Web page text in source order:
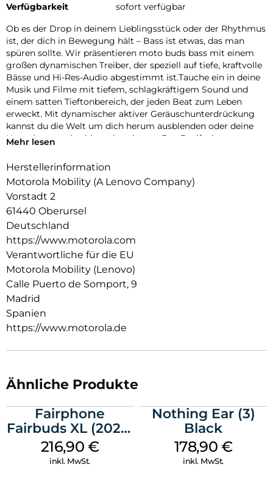
Verfügbarkeit
sofort verfügbar
Ob es der Drop in deinem Lieblingsstück oder der Rhythmus
ist, der dich in Bewegung hält – Bass ist etwas, das man
spüren sollte. Wir präsentieren moto buds bass mit einem
großen dynamischen Treiber, der speziell auf tiefe, kraftvolle
Bässe und Hi-Res-Audio abgestimmt ist.Tauche ein in deine
Musik und Filme mit tiefem, schlagkräftigem Sound und
einem satten Tieftonbereich, der jeden Beat zum Leben
erweckt. Mit dynamischer aktiver Geräuschunterdrückung
kannst du die Welt um dich herum ausblenden oder deine
Umgebung weiterhin wahrnehmen. Das Dreifach-
Sprachanrufe. Und mit der Moto Buds-App kannst du dein
und dazu noch jede Menge Spielzeit, Schnellladen und ein
wasserabweisendes Design. Fühle, wie der Beat zum Leben
erwacht mit moto buds bass.
Mehr lesen
Herstellerinformation
Motorola Mobility (A Lenovo Company)
Vorstadt 2
61440 Oberursel
Deutschland
https://www.motorola.com
Verantwortliche für die EU
Motorola Mobility (Lenovo)
Calle Puerto de Somport, 9
Madrid
Spanien
https://www.motorola.de
Ähnliche Produkte
Fairphone
Fairbuds XL (2025)
Horizon Black
216,90 €
inkl. MwSt.
Nothing Ear (3)
Black
178,90 €
inkl. MwSt.